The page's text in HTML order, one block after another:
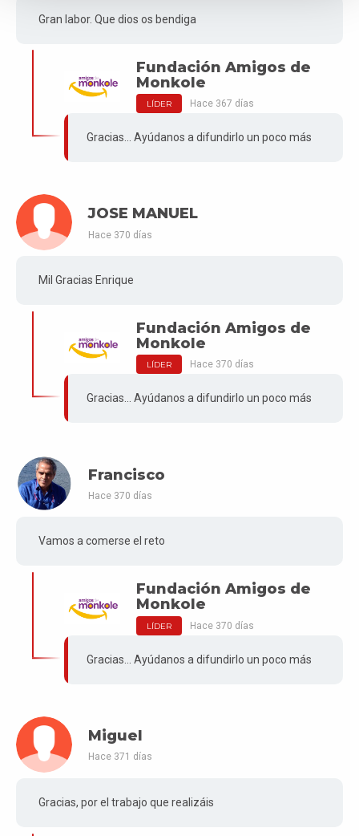
Gran labor. Que dios os bendiga
Fundación Amigos de
Monkole
LÍDER Hace 367 días
Gracias... Ayúdanos a difundirlo un poco más
JOSE MANUEL
Hace 370 días
Mil Gracias Enrique
Fundación Amigos de
Monkole
LÍDER Hace 370 días
Gracias... Ayúdanos a difundirlo un poco más
Francisco
Hace 370 días
Vamos a comerse el reto
Fundación Amigos de
Monkole
LÍDER Hace 370 días
Gracias... Ayúdanos a difundirlo un poco más
Miguel
Hace 371 días
Gracias, por el trabajo que realizáis